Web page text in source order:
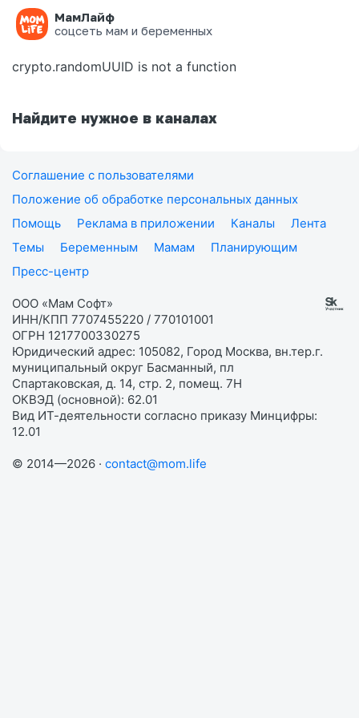
МамЛайф
соцсеть мам и беременных
Ошибка на странице
crypto.randomUUID is not a function
Найдите нужное в каналах
Соглашение с пользователями
Положение об обработке персональных данных
Помощь
Реклама в приложении Каналы
Лента
Темы
Беременным Мамам
Планирующим
Пресс-центр
ООО «Мам Софт»
ИНН/КПП 7707455220 / 770101001
ОГРН 1217700330275
Юридический адрес: 105082, Город Москва, вн.тер.г.
муниципальный округ Басманный, пл
Спартаковская, д. 14, стр. 2, помещ. 7Н
ОКВЭД (основной): 62.01
Вид ИТ-деятельности согласно приказу Минцифры:
12.01
© 2014—2026 · contact@mom.life